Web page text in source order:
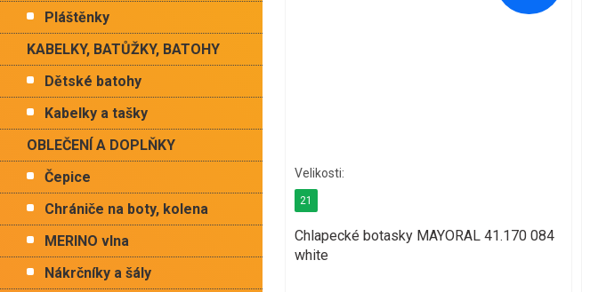
Pláštěnky
KABELKY, BATŮŽKY, BATOHY
Dětské batohy
Kabelky a tašky
OBLEČENÍ A DOPLŇKY
Čepice
Chrániče na boty, kolena
MERINO vlna
Nákrčníky a šály
Chlapecké botasky MAYORAL 41.170 084
white
21